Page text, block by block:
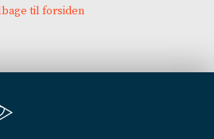
til forsiden